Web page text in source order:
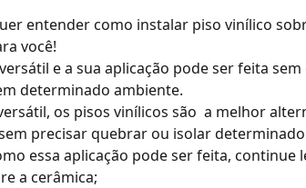
entender como instalar piso vinílico
você!
e a sua aplicação pode ser feita
determinado ambiente.
os pisos vinílicos são a melhor
precisar quebrar ou isolar
essa aplicação pode ser feita, continue
a cerâmica;